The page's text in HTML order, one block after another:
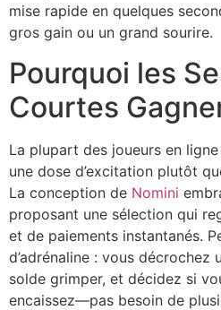
mise rapide en quelques
gros gain ou un grand sourire.
Pourquoi les
Courtes
La plupart des joueurs en
une dose d’excitation plutôt
La conception de Nomini
proposant une sélection qui
et de paiements instantanés.
d’adrénaline : vous décrochez
solde grimper, et décidez si
encaissez—pas besoin de